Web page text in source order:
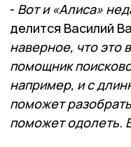
- Вот и «Алиса»
делится Василий
наверное, что это
помощник
например, и с
поможет
поможет одолеть.